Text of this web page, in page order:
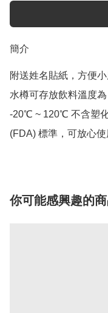
簡介
附送姓名貼紙，方便
水樽可存放飲料溫度
-20℃ ~ 120℃ 不含塑
(FDA) 標準，可放心使
你可能感興趣的